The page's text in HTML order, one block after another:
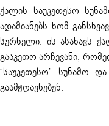
ქალის საუკეთესო
ადამიანებს ხომ
სურნელი. ის ასახავს
გააკეთო არჩევანი,
“საუკეთესო” სუნამო
გაამჟღავნებენ.